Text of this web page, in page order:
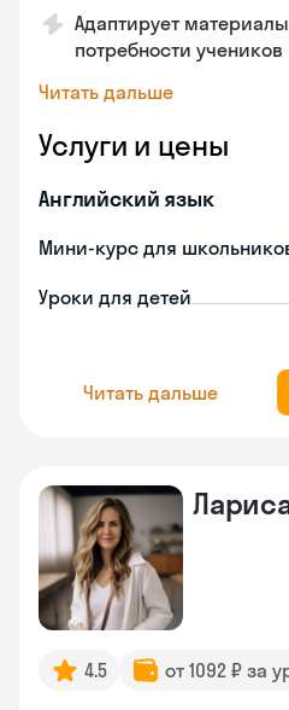
Адаптирует
потребности учеников
Читать дальше
Услуги и цены
Английский язык
Мини-курс для
Уроки для детей
Читать дальше
4.5 от 1092 ₽ за